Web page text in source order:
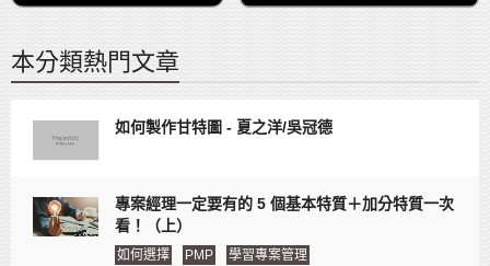
本分類熱門文章
如何製作甘特圖 - 夏之洋/吳冠德
專案經理一定要有的 5 個基本特質＋加分特質一次
看！（上）
如何選擇 PMP 學習專案管理